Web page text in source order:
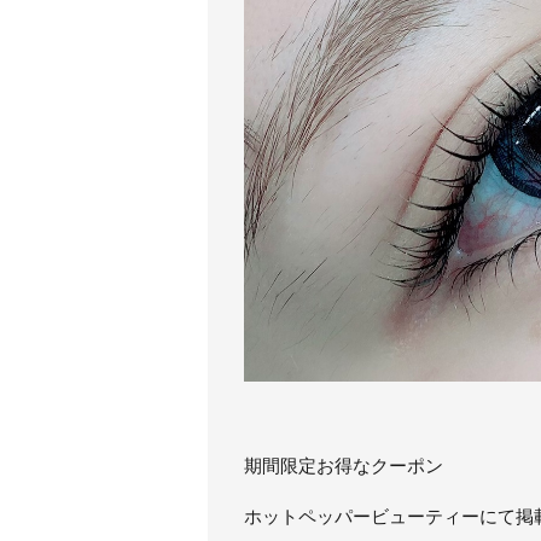
期間限定お得なクーポン
ホットペッパービューティーにて掲